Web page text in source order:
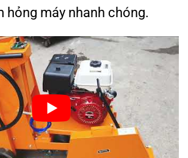
hỏng máy nhanh chóng.